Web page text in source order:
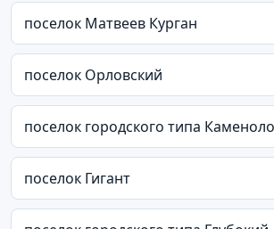
поселок Матвеев Курган
поселок Орловский
поселок городского типа
поселок Гигант